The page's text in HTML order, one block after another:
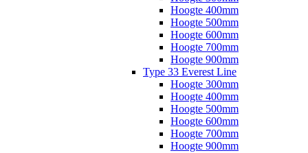
Hoogte 400mm
Hoogte 500mm
Hoogte 600mm
Hoogte 700mm
Hoogte 900mm
Type 33 Everest Line
Hoogte 300mm
Hoogte 400mm
Hoogte 500mm
Hoogte 600mm
Hoogte 700mm
Hoogte 900mm